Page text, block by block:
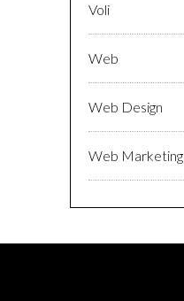
Voli
Web
Web Design
Web Marketing